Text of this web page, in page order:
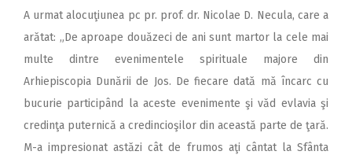
A urmat alocuţiunea pc pr. prof. dr. Nicolae D. Necula, care a
arătat: „De aproape douăzeci de ani sunt martor la cele mai
multe dintre evenimentele spirituale majore din
Arhiepiscopia Dunării de Jos. De fiecare dată mă încarc cu
bucurie participând la aceste evenimente şi văd evlavia şi
credinţa puternică a credincioşilor din această parte de ţară.
M-a impresionat astăzi cât de frumos aţi cântat la Sfânta